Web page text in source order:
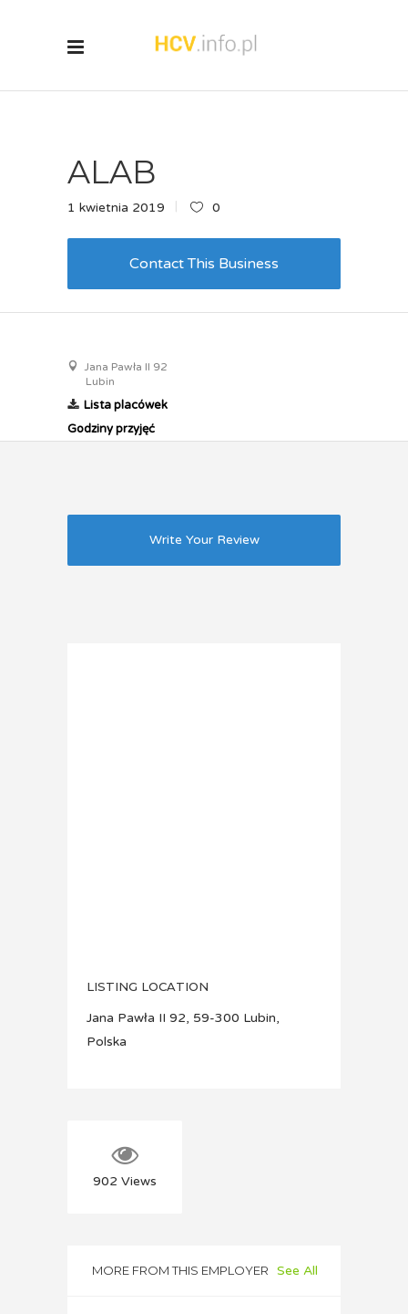
ALAB
1 kwietnia 2019 0
Contact This Business
Jana Pawła II 92
Lubin
Lista placówek
Godziny przyjęć
Write Your Review
LISTING LOCATION
Jana Pawła II 92, 59-300 Lubin,
Polska
902 Views
MORE FROM THIS EMPLOYER See All